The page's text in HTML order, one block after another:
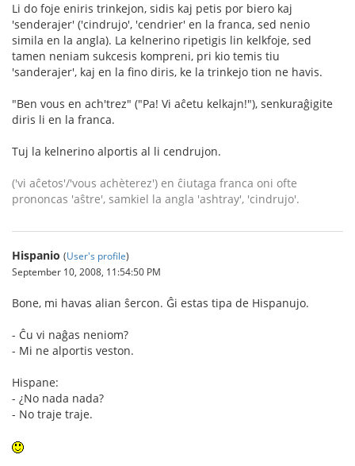
Li do foje eniris trinkejon, sidis kaj petis por biero kaj
'senderajer' ('cindrujo', 'cendrier' en la franca, sed nenio
simila en la angla). La kelnerino ripetigis lin kelkfoje, sed
tamen neniam sukcesis kompreni, pri kio temis tiu
'sanderajer', kaj en la fino diris, ke la trinkejo tion ne havis.
"Ben vous en ach'trez" ("Pa! Vi aĉetu kelkajn!"), senkuraĝigite
diris li en la franca.
Tuj la kelnerino alportis al li cendrujon.
('vi aĉetos'/'vous achèterez') en ĉiutaga franca oni ofte
prononcas 'aŝtre', samkiel la angla 'ashtray', 'cindrujo'.
Hispanio (User's profile)
September 10, 2008, 11:54:50 PM
Bone, mi havas alian ŝercon. Ĝi estas tipa de Hispanujo.
- Ĉu vi naĝas neniom?
- Mi ne alportis veston.
Hispane:
- ¿No nada nada?
- No traje traje.